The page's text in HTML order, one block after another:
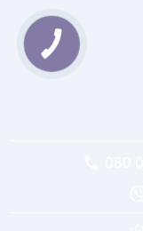
КНОПКА
ЗВ'ЯЗКУ